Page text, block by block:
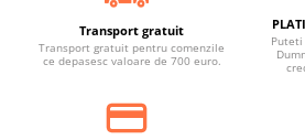
Accesorii tobe
Banda termoizolata
Transport gratuit
Transport gratuit pentru comenzile
ce depasesc valoare de 700 euro.